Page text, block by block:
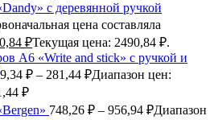
с деревянной ручкой
цена составляла
₽Текущая цена: 2490,84 ₽.
А6 «Write and stick» с ручкой и
₽ – 281,44 ₽Диапазон цен:
₽
748,26 ₽ – 956,94 ₽Диапазон